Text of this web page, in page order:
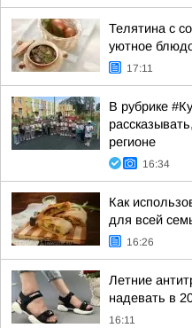
Телятина с
уютное
17:11
В рубрике
регионе
16:34
Как
для всей
16:26
Летние
надевать в
16:11